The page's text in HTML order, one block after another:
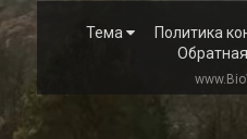
Тема
Политика